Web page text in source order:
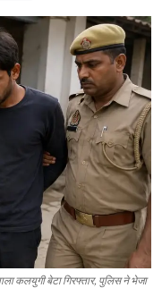
कलयुगी बेटा गिरफ्तार, पुलिस ने भेजा